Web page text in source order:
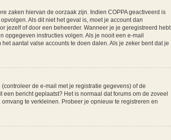
zaken hiervan de oorzaak zijn. Indien COPPA geactiveerd is
Als dit niet het geval is, moet je account dan
jezelf of door een beheerder. Wanneer je je geregistreerd hebt
opgegeven instructies volgen. Als je nooit een e-mail
aantal valse accounts te doen dalen. Als je zeker bent dat je
de e-mail met je registratie gegevens) of de
bericht geplaatst? Het is normaal dat forums om de zoveel
te verkleinen. Probeer je opnieuw te registreren en